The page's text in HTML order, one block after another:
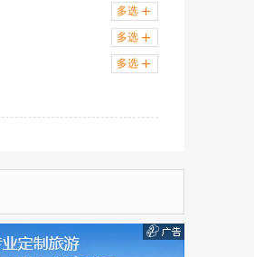
多选
多选
多选